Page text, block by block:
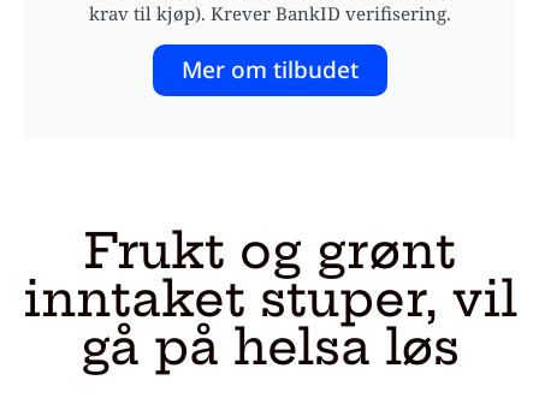
krav til kjøp). Krever BankID verifisering.
Mer om tilbudet
Frukt og grønt
inntaket stuper, vil
gå på helsa løs